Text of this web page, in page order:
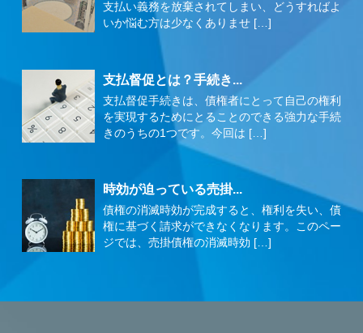
支払い義務を放棄されてしまい、どうすればよ
いか悩む方は少なくありませ […]
支払督促とは？手続き...
支払督促手続きは、債権者にとって自己の権利
を実現するためにとることのできる強力な手続
きのうちの1つです。今回は […]
時効が迫っている売掛...
債権の消滅時効が完成すると、権利を失い、債
権に基づく請求ができなくなります。このペー
ジでは、売掛債権の消滅時効 […]